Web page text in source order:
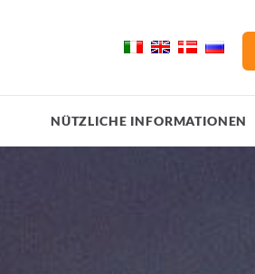
NÜTZLICHE INFORMATIONEN